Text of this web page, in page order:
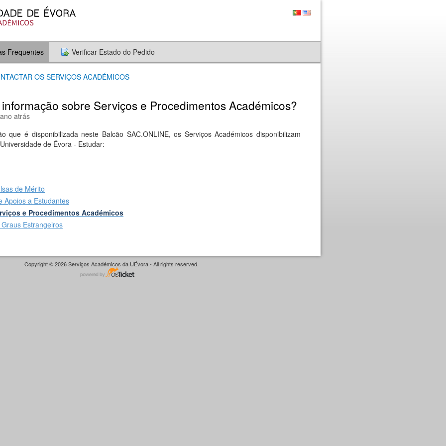
Frequentes Verificar Estado do Pedido
OS SERVIÇOS ACADÉMICOS
sobre Serviços e Procedimentos Académicos?
atrás
que é disponibilizada neste Balcão SAC.ONLINE, os Serviços Académicos disponibilizam
de Évora - Estudar:
de Mérito
Apoios a Estudantes
e Procedimentos Académicos
Estrangeiros
Copyright © 2026 Serviços Académicos da UÉvora - All rights reserved.